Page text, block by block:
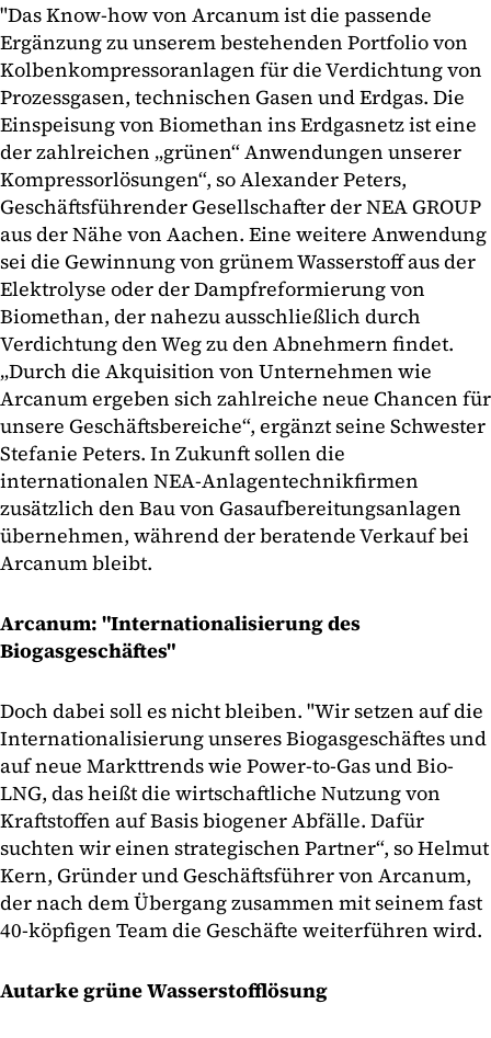
"Das Know-how von Arcanum ist die passende
Ergänzung zu unserem bestehenden Portfolio von
Kolbenkompressoranlagen für die Verdichtung von
Prozessgasen, technischen Gasen und Erdgas. Die
Einspeisung von Biomethan ins Erdgasnetz ist eine
der zahlreichen „grünen“ Anwendungen unserer
Kompressorlösungen“, so Alexander Peters,
Geschäftsführender Gesellschafter der NEA GROUP
aus der Nähe von Aachen. Eine weitere Anwendung
sei die Gewinnung von grünem Wasserstoff aus der
Elektrolyse oder der Dampfreformierung von
Biomethan, der nahezu ausschließlich durch
Verdichtung den Weg zu den Abnehmern findet.
„Durch die Akquisition von Unternehmen wie
Arcanum ergeben sich zahlreiche neue Chancen für
unsere Geschäftsbereiche“, ergänzt seine Schwester
Stefanie Peters. In Zukunft sollen die
internationalen NEA-Anlagentechnikfirmen
zusätzlich den Bau von Gasaufbereitungsanlagen
übernehmen, während der beratende Verkauf bei
Arcanum bleibt.
Arcanum: "Internationalisierung des
Biogasgeschäftes"
Doch dabei soll es nicht bleiben. "Wir setzen auf die
Internationalisierung unseres Biogasgeschäftes und
auf neue Markttrends wie Power-to-Gas und Bio-
LNG, das heißt die wirtschaftliche Nutzung von
Kraftstoffen auf Basis biogener Abfälle. Dafür
suchten wir einen strategischen Partner“, so Helmut
Kern, Gründer und Geschäftsführer von Arcanum,
der nach dem Übergang zusammen mit seinem fast
40-köpfigen Team die Geschäfte weiterführen wird.
Autarke grüne Wasserstofflösung